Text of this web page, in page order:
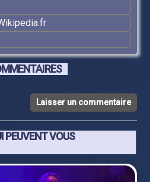
Laisser un commentaire
PEUVENT VOUS